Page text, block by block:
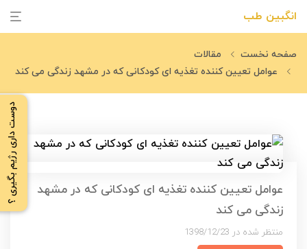
انگبین طب
دوست داری رژیم بگیری ؟
صفحه نخست
مقالات
عوامل تعیین کننده تغذیه ای کودکانی که در مشهد زندگی می کند
عوامل تعیین کننده تغذیه ای کودکانی که در مشهد
زندگی می کند
منتظر شده در 1398/12/23